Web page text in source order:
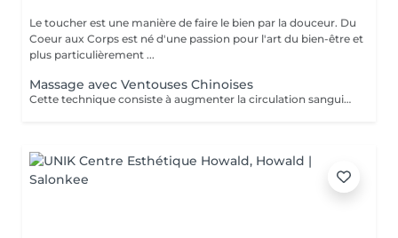
Le toucher est une manière de faire le bien par la douceur. Du
Coeur aux Corps est né d'une passion pour l'art du bien-être et
plus particulièrement ...
Massage avec Ventouses Chinoises
Cette technique consiste à augmenter la circulation sanguine. L'objectif est de créer un effet de succion qui favorisera la décongestion des tissus, l'évacuation des toxines et la mobilité des tissus. Prioritairement, cette pratique s'effectue sur le dos.